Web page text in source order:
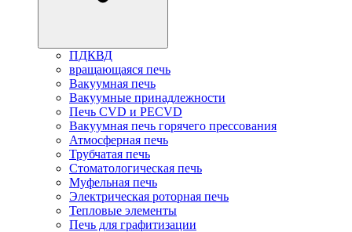
ПДКВД
вращающаяся печь
Вакуумная печь
Вакуумные принадлежности
Печь CVD и PECVD
Вакуумная печь горячего прессования
Атмосферная печь
Трубчатая печь
Стоматологическая печь
Муфельная печь
Электрическая роторная печь
Тепловые элементы
Печь для графитизации